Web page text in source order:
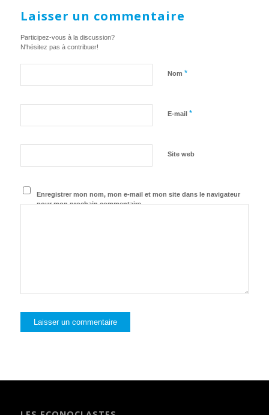
Laisser un commentaire
Participez-vous à la discussion?
N'hésitez pas à contribuer!
Nom *
E-mail *
Site web
Enregistrer mon nom, mon e-mail et mon site dans le navigateur
pour mon prochain commentaire.